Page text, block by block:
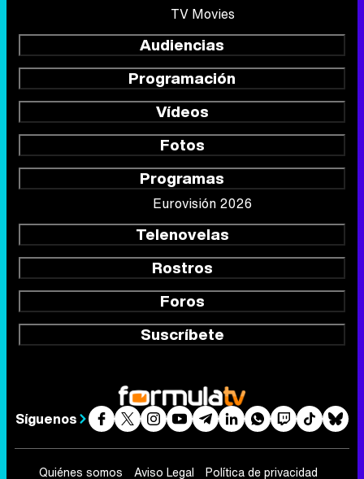
TV Movies
Audiencias
Programación
Vídeos
Fotos
Programas
Eurovisión 2026
Telenovelas
Rostros
Foros
Suscríbete
Síguenos
Quiénes somos Aviso Legal Política de privacidad